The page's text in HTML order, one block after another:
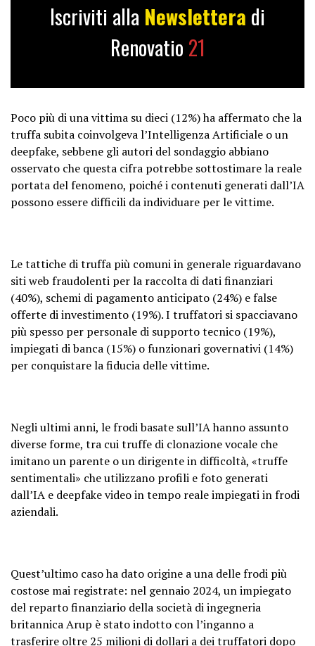
Iscriviti alla Newslettera di
Renovatio 21
Poco più di una vittima su dieci (12%) ha affermato che la
truffa subita coinvolgeva l’Intelligenza Artificiale o un
deepfake, sebbene gli autori del sondaggio abbiano
osservato che questa cifra potrebbe sottostimare la reale
portata del fenomeno, poiché i contenuti generati dall’IA
possono essere difficili da individuare per le vittime.
Le tattiche di truffa più comuni in generale riguardavano
siti web fraudolenti per la raccolta di dati finanziari
(40%), schemi di pagamento anticipato (24%) e false
offerte di investimento (19%). I truffatori si spacciavano
più spesso per personale di supporto tecnico (19%),
impiegati di banca (15%) o funzionari governativi (14%)
per conquistare la fiducia delle vittime.
Negli ultimi anni, le frodi basate sull’IA hanno assunto
diverse forme, tra cui truffe di clonazione vocale che
imitano un parente o un dirigente in difficoltà, «truffe
sentimentali» che utilizzano profili e foto generati
dall’IA e deepfake video in tempo reale impiegati in frodi
aziendali.
Quest’ultimo caso ha dato origine a una delle frodi più
costose mai registrate: nel gennaio 2024, un impiegato
del reparto finanziario della società di ingegneria
britannica Arup è stato indotto con l’inganno a
trasferire oltre 25 milioni di dollari a dei truffatori dopo